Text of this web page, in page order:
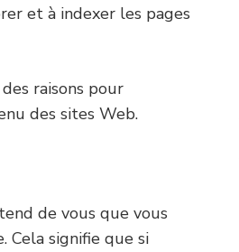
et à indexer les pages
raisons pour
des sites Web.
de vous que vous
Cela signifie que si